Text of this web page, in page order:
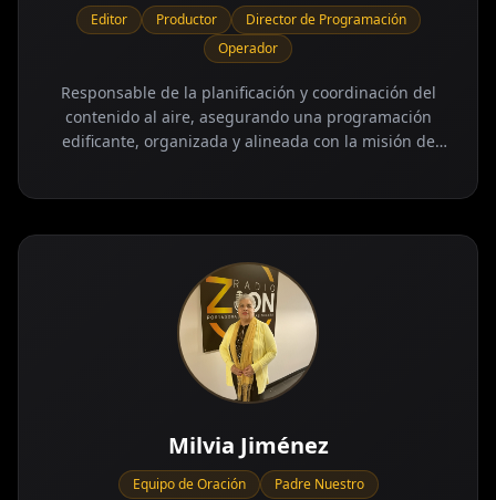
Editor Productor
Director de Programación
Operador
Responsable de la planificación y coordinación del
contenido al aire, asegurando una programación
edificante, organizada y alineada con la misión de
Milvia Jiménez
Equipo de Oración Padre Nuestro